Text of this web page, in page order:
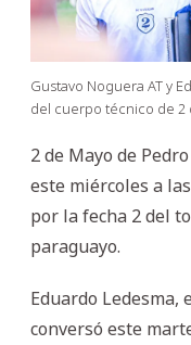
Gustavo Noguera AT y
del cuerpo técnico de 2
2 de Mayo de
este miércoles a
por la fecha 2 del
paraguayo.
Eduardo Ledesma,
conversó este